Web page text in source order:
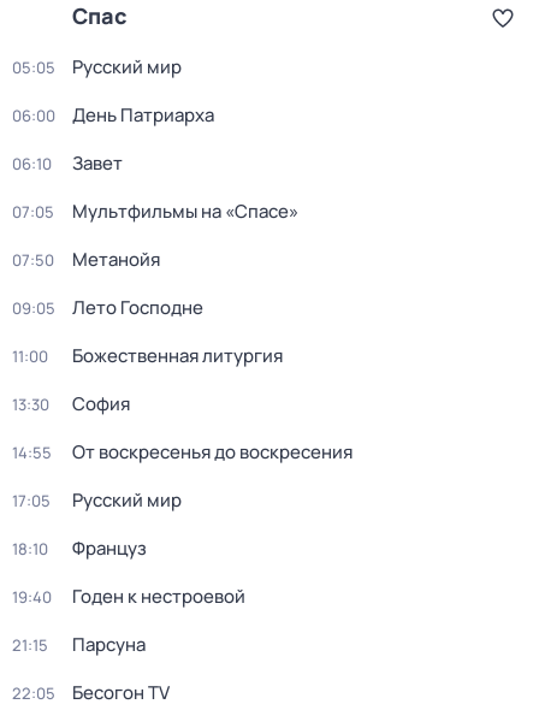
Спас
05:05 Русский мир
06:00 День Патриарха
06:10 Завет
07:05 Мультфильмы на «Спасе»
07:50 Метанойя
09:05 Лето Господне
11:00 Божественная литургия
13:30 София
14:55 От воскресенья до воскресения
17:05 Русский мир
18:10 Француз
19:40 Годен к нестроевой
21:15 Парсуна
22:05 Бесогон TV